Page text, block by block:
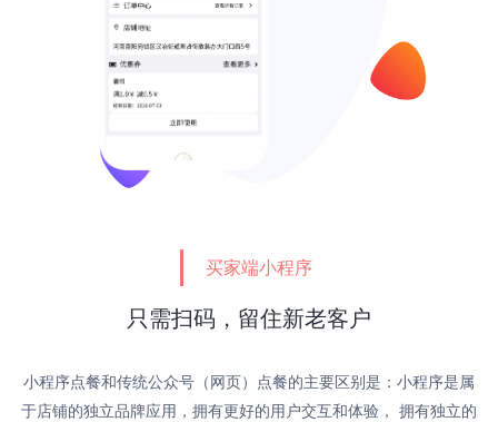
买家端小程序
只需扫码， 留住新老客户
小程序点餐和传统公众号（网页）点餐的主要区别是：小程序是属
于店铺的独立品牌应用，拥有更好的用户交互和体验， 拥有独立的